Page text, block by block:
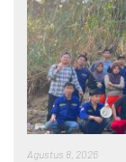
Agustus 8, 2026